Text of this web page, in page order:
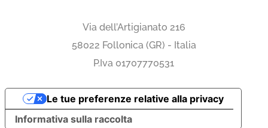
Via dell’Artigianato 216
58022 Follonica (GR) - Italia
P.Iva 01707770531
Informativa sulla raccolta
Le tue preferenze relative alla privacy